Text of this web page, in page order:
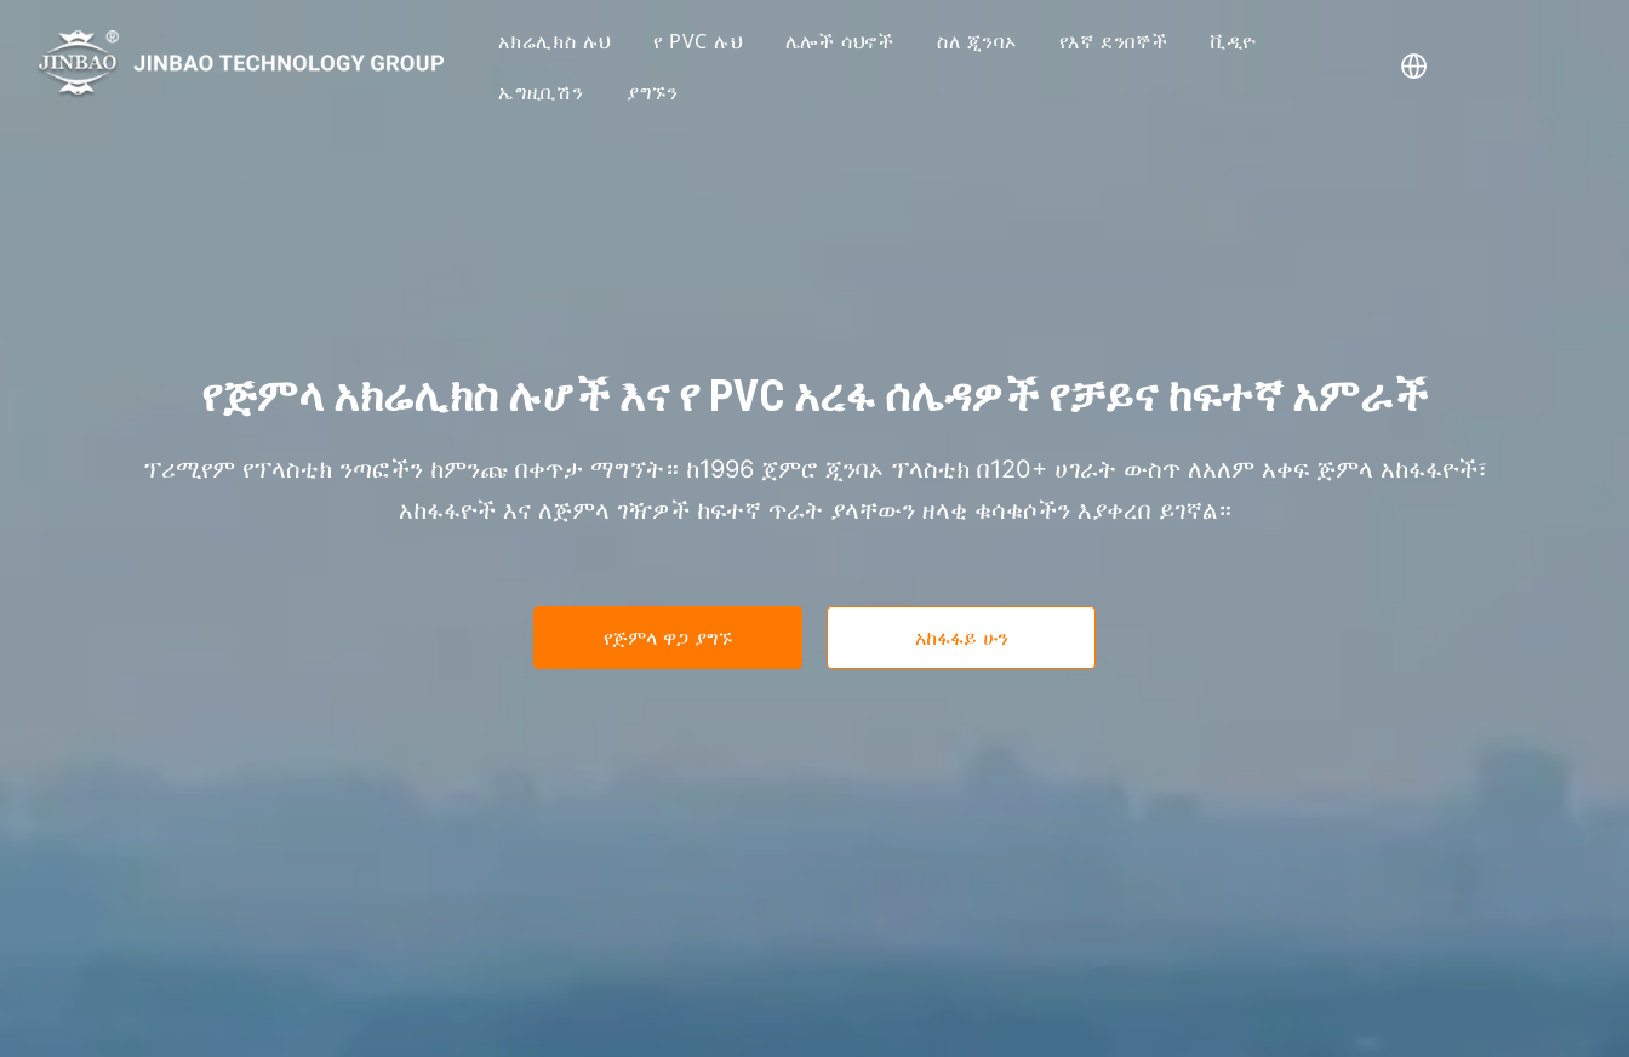
አክሬሊክስ ሉህ የ PVC ሉህ ሌሎች ሳህኖች ስለ ጂንባኦ የእኛ ደንበኞች
ቪዲዮ
ኤግዚቢሽን
ያግኙን
የጅምላ አክሬሊክስ ሉሆች እና የ PVC አረፋ ሰሌዳዎች የቻይና ከፍተኛ አምራች
ፕሪሚየም የፕላስቲክ ንጣፎችን ከምንጩ በቀጥታ ማግኘት። ከ1996 ጀምሮ ጂንባኦ ፕላስቲክ በ120+ ሀገራት ውስጥ ለአለም አቀፍ ጅምላ አከፋፋዮች፣
አከፋፋዮች እና ለጅምላ ገዥዎች ከፍተኛ ጥራት ያላቸውን ዘላቂ ቁሳቁሶችን እያቀረበ ይገኛል።
የጅምላ ዋጋ ያግኙ አከፋፋይ ሁን